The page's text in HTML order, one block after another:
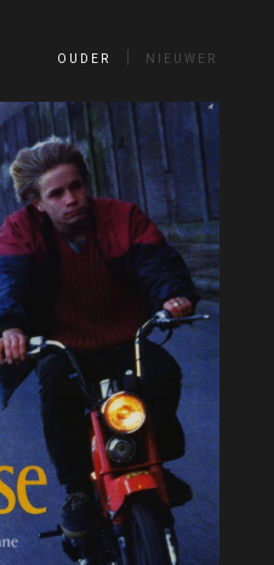
OUDER NIEUWER